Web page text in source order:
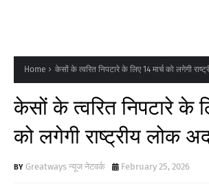
Home केसों के त्वरित निपटारे के लिए 14 मार्च को लगेगी
केसों के त्वरित निपटारे के
को लगेगी राष्ट्रीय लोक
Greatways न्यूज नेटवर्क February 25, 2026